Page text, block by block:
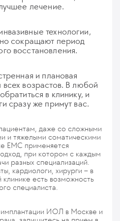
лечение.
технологии,
сокращают период
восстановления.
и плановая
возрастов. В любой
в клинику, и
сразу же примут вас.
даже со сложными
и тяжелыми соматическими
ЕМС применяется
при котором с каждым
разных специализаций.
кардиологи, хирурги – в
есть возможность
специалиста.
имплантации ИОЛ в Москве и